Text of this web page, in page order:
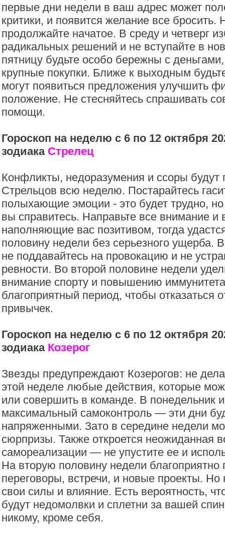
первые дни недели в ваш адрес может
критики, и появится желание все бросить.
продолжайте начатое. В среду и четверг
радикальных решений и не вступайте в
пятницу будьте особо бережны с деньгами,
крупные покупки. Ближе к выходным
могут появиться предложения улучшить
положение. Не стесняйтесь спрашивать
помощи.
Гороскоп на неделю с 6 по 12 октября
зодиака Стрелец
Конфликты, недоразумения и ссоры будут
Стрельцов всю неделю. Постарайтесь
полыхающие эмоции - это будет трудно,
вы справитесь. Направьте все внимание и
наполняющие вас позитивом, тогда
половину недели без серьезного ущерба.
не поддавайтесь на провокацию и не
ревности. Во второй половине недели
внимание спорту и повышению
благоприятный период, чтобы отказаться
привычек.
Гороскоп на неделю с 6 по 12 октября
зодиака Козерог
Звезды предупреждают Козерогов: не
этой неделе любые действия, которые
или совершить в команде. В понедельник
максимальный самоконтроль — эти дни
напряженными. Зато в середине недели
сюрпризы. Также откроется неожиданная
самореализации — не упустите ее и
На вторую половину недели благоприятно
переговоры, встречи, и новые проекты. Но
свои силы и влияние. Есть вероятность,
будут недомолвки и сплетни за вашей
никому, кроме себя.